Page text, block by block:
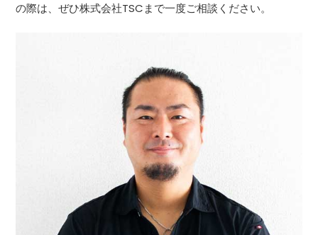
の際は、ぜひ株式会社TSCまで一度ご相談ください。